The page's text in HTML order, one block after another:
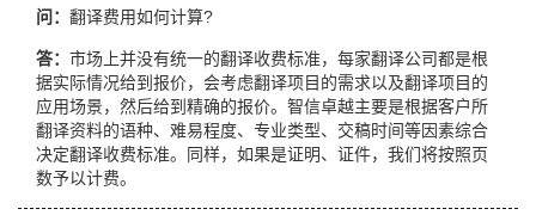
问： 翻译费用如何计算?
答： 市场上并没有统一的翻译收费标准，每家翻译公司都是根
据实际情况给到报价，会考虑翻译项目的需求以及翻译项目的
应用场景，然后给到精确的报价。智信卓越主要是根据客户所
翻译资料的语种、难易程度、专业类型、交稿时间等因素综合
决定翻译收费标准。同样，如果是证明、证件，我们将按照页
数予以计费。